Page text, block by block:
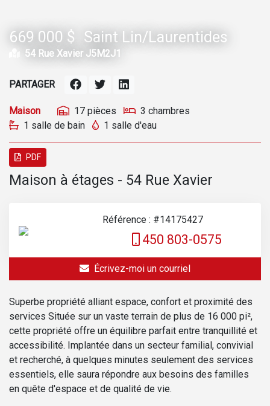
669 000 $ Saint Lin/Laurentides
54 Rue Xavier J5M2J1
Maison 17 pièces
3 chambres
1 salle de bain
1 salle d'eau
PARTAGER
PDF
Maison à étages - 54 Rue Xavier
Référence : #14175427
450 803-0575
Écrivez-moi un courriel
Superbe propriété alliant espace, confort et proximité des
services Située sur un vaste terrain de plus de 16 000 pi²,
cette propriété offre un équilibre parfait entre tranquillité et
accessibilité. Implantée dans un secteur familial, convivial
et recherché, à quelques minutes seulement des services
essentiels, elle saura répondre aux besoins des familles
en quête d'espace et de qualité de vie.